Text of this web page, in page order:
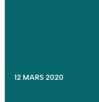
12 MARS 2020